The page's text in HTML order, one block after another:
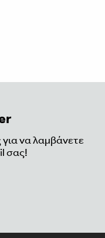
να λαμβάνετε
σας!